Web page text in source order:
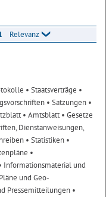
Relevanz
• Staatsverträge •
• Satzungen •
• Amtsblatt• Gesetze
Dienstanweisungen,
• Statistiken •
•
Informationsmaterial und
und Geo-
Pressemitteilungen •